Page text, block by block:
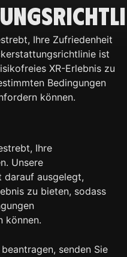
Ihre Zufriedenheit
ist
XR-Erlebnis zu
Bedingungen
können.
Ihre
Unsere
darauf ausgelegt,
zu bieten, sodass
können.
senden Sie